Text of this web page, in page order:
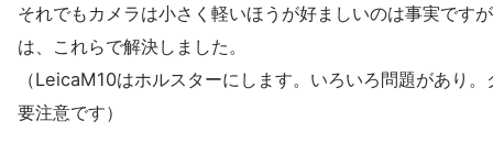
それでもカメラは小さく軽いほうが好ましいのは事実です
は、これらで解決しました。
（LeicaM10はホルスターにします。いろいろ問題があり
要注意です）